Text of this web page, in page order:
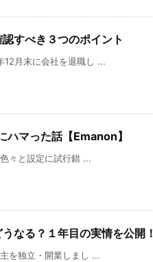
すべき３つのポイント
12月末に会社を退職し ...
マった話【Emanon】
々と設定に試行錯 ...
なる？１年目の実情を公開！
を独立・開業しまし ...